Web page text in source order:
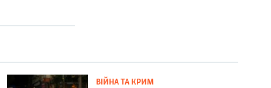
ВІЙНА ТА КРИМ